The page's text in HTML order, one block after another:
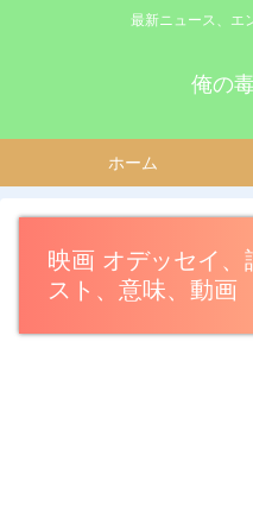
最新ニュース、エ
俺の
ホーム
映画 オデッセイ、
スト、意味、動画